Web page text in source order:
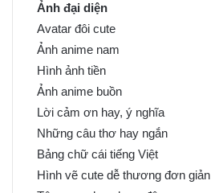
Ảnh đại diện
Avatar đôi cute
Ảnh anime nam
Hình ảnh tiền
Ảnh anime buồn
Lời cảm ơn hay, ý nghĩa
Những câu thơ hay ngắn
Bảng chữ cái tiếng Việt
Hình vẽ cute dễ thương đơn giản